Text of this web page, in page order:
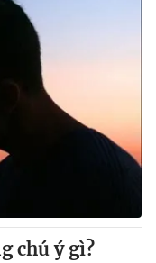
355 932
chú ý gì?